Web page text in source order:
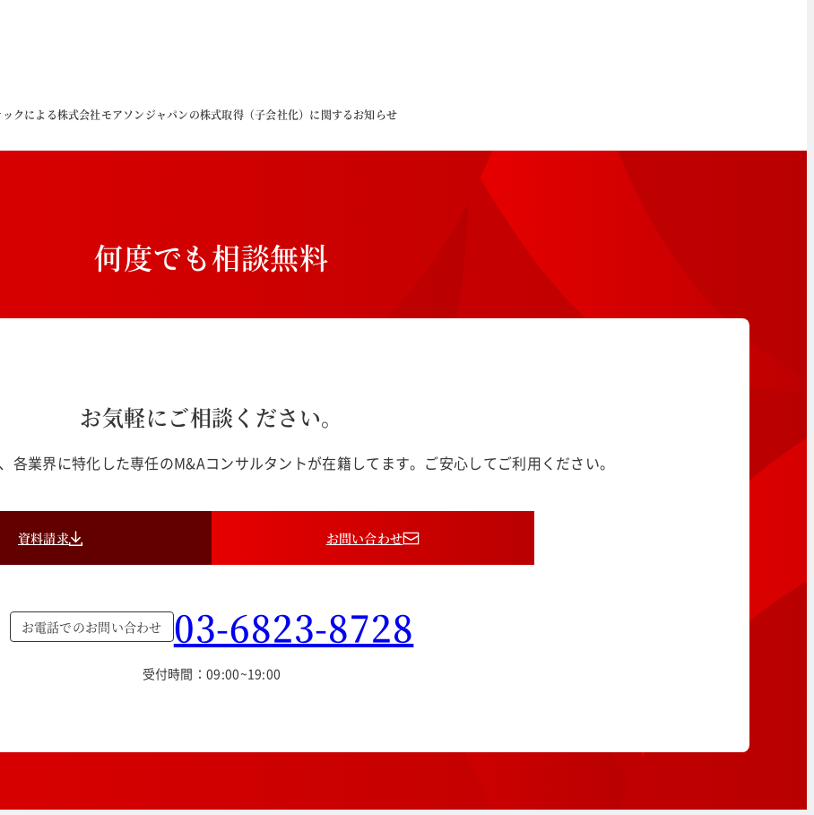
クによる株式会社モアソンジャパンの株式取得（子会社化）に関するお知らせ
何度でも相談無料
お気軽にご相談ください。
各業界に特化した専任のM&Aコンサルタントが在籍してます。ご安心してご利用ください。
資料請求 お問い合わせ
お電話でのお問い合わせ 03-6823-8728
受付時間：09:00~19:00